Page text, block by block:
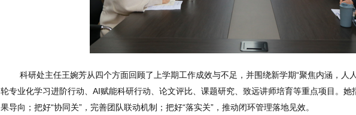
科研处主任王婉芳从四个方面回顾了上学期工作成效与不足，并围绕新学期“聚焦内涵，人
轮专业化学习进阶行动、AI赋能科研行动、论文评比、课题研究、致远讲师培育等重点项目。她
果导向；把好“协同关”，完善团队联动机制；把好“落实关”，推动闭环管理落地见效。